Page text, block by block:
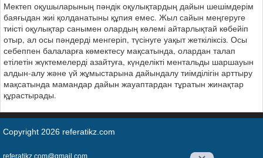
Мектеп оқушыларының пәндік оқулықтардың дайын шешімдерім
баяғыдан жиі қолданатыны құпия емес. Жыл сайын меңгеруге
тиісті оқулықтар санымен олардың көлемі айтарлықтай көбейіп
отыр, ал осы пәндерді менгеріп, түсінуге уақыт жеткіліксіз. Осы
себеппен балаларға көмектесу мақсатында, олардан талап
етілетін жүктемелерді азайтуға, күнделікті ментальды шаршауын
алдын-алу және үй жұмыстарына дайындалу тиімділігін арттыру
мақсатында мамандар дайын жауаптардан тұратын жинақтар
құрастырады.
Copyright 2026 referatikz.com